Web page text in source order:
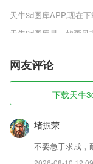
天牛3d图库APP,现在
天牛3d图库是一款画
就送1元商城特权，商
买，非常的划算，通过
活动福利非常的到位，
天牛3d图库软件
1,为商家带来更便捷的
2,设备采购
3,每天只需15分钟，
网友评论
下载天牛
堵振荣
不要急于求成，